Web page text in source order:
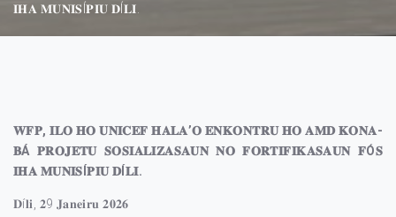
𝐈𝐇𝐀 𝐌𝐔𝐍𝐈𝐒Í𝐏𝐈𝐔 𝐃Í𝐋𝐈.
𝐖𝐅𝐏, 𝐈𝐋𝐎 𝐇𝐎 𝐔𝐍𝐈𝐂𝐄𝐅 𝐇𝐀𝐋𝐀’𝐎 𝐄𝐍𝐊𝐎𝐍𝐓𝐑𝐔 𝐇𝐎 𝐀𝐌𝐃 𝐊𝐎𝐍𝐀-
𝐁Á 𝐏𝐑𝐎𝐉𝐄𝐓𝐔 𝐒𝐎𝐒𝐈𝐀𝐋𝐈𝐙𝐀𝐒𝐀𝐔𝐍 𝐍𝐎 𝐅𝐎𝐑𝐓𝐈𝐅𝐈𝐊𝐀𝐒𝐀𝐔𝐍 𝐅Ó𝐒
𝐈𝐇𝐀 𝐌𝐔𝐍𝐈𝐒Í𝐏𝐈𝐔 𝐃Í𝐋𝐈.
𝐃í𝐥𝐢, 𝟐9 𝐉𝐚𝐧𝐞𝐢𝐫𝐮 𝟐𝟎𝟐𝟔